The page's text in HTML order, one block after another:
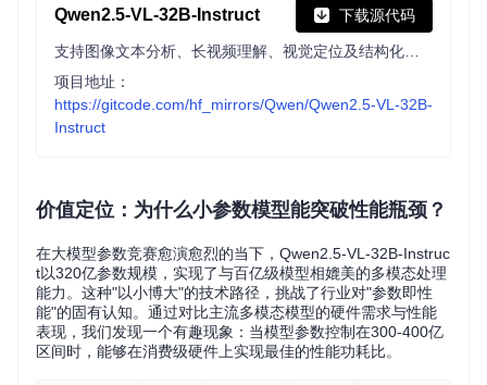
Qwen2.5-VL-32B-Instruct 下载源代码
项目地址：
https://gitcode.com/hf_mirrors/Qwen/Qwen2.5-VL-32B-
Instruct
价值定位：为什么小参数模型能突破性能瓶颈？
在大模型参数竞赛愈演愈烈的当下，Qwen2.5-VL-32B-Instruc
t以320亿参数规模，实现了与百亿级模型相媲美的多模态处理
能力。这种"以小博大"的技术路径，挑战了行业对"参数即性
能"的固有认知。通过对比主流多模态模型的硬件需求与性能
表现，我们发现一个有趣现象：当模型参数控制在300-400亿
区间时，能够在消费级硬件上实现最佳的性能功耗比。